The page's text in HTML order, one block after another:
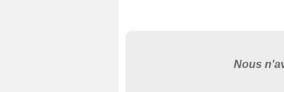
Nous